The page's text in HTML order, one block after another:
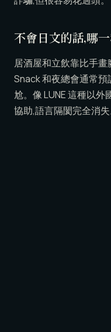
不會日文的話,哪
居酒屋和立飲靠比手畫
Snack 和夜總會通常
尬。像 LUNE 這種以
協助,語言隔閡完全消失